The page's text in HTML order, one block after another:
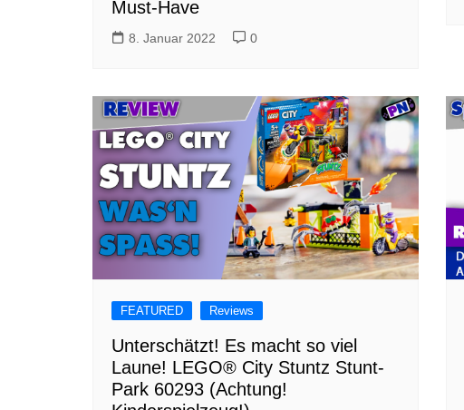
Must-Have
8. Januar 2022 0
FEATURED Reviews
Unterschätzt! Es macht so viel
Laune! LEGO® City Stuntz Stunt-
Park 60293 (Achtung!